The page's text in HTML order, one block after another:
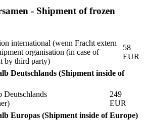
- Shipment of frozen
international (wenn Fracht extern
organisation (in case of
by third party)
58
EUR
Deutschlands (Shipment inside of
Deutschlands
249
EUR
Europas (Shipment inside of Europe)